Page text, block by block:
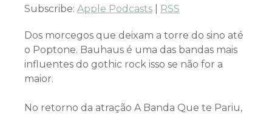
Subscribe: Apple Podcasts RSS
Dos morcegos que deixam a torre do sino até
o Poptone. Bauhaus é uma das bandas mais
influentes do gothic rock isso se não for a
maior.
No retorno da atração A Banda Que te Pariu,